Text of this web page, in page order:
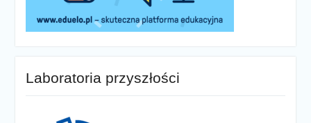
Laboratoria przyszłości